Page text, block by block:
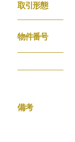
取引形態
物件番号
備考